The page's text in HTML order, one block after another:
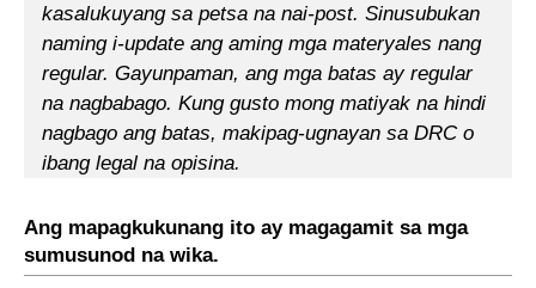
kasalukuyang sa petsa na nai-post. Sinusubukan
naming i-update ang aming mga materyales nang
regular. Gayunpaman, ang mga batas ay regular
na nagbabago. Kung gusto mong matiyak na hindi
nagbago ang batas, makipag-ugnayan sa DRC o
ibang legal na opisina.
Ang mapagkukunang ito ay magagamit sa mga
sumusunod na wika.